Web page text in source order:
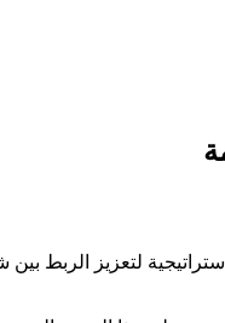
يمثل خطوة استراتيجية